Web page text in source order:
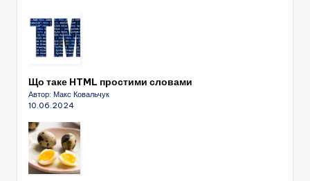
Що таке HTML простими словами
Автор: Макс Ковальчук
10.06.2024